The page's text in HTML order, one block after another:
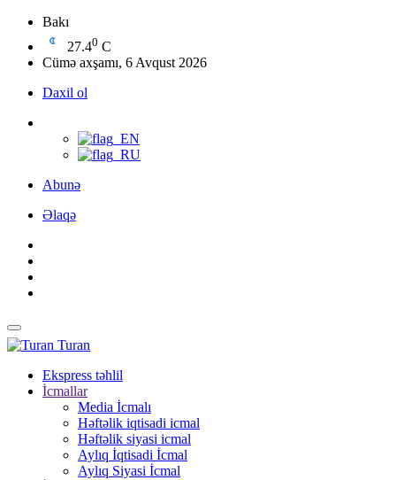
Bakı
27.40 C
Cümə axşamı, 6 Avqust 2026
Daxil ol
Abunə
Əlaqə
Turan
Ekspress təhlil
İcmallar
Media İcmalı
Həftəlik iqtisadi icmal
Həftəlik siyasi icmal
Aylıq İqtisadi İcmal
Aylıq Siyasi İcmal